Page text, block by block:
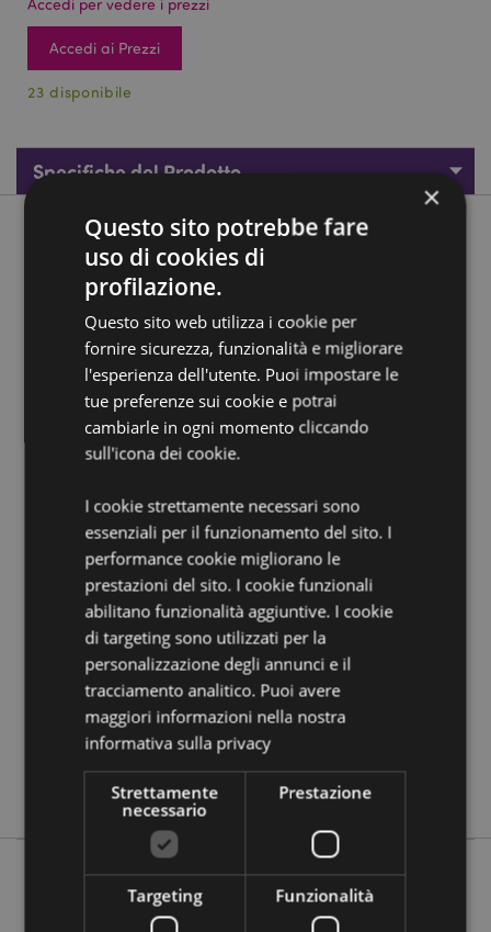
Accedi per vedere i prezzi
Accedi ai Prezzi
23 disponibile
Specifiche del Prodotto
Descrizione del Prodotto
Espositore per Statuette Cavalieri Medievali - Mini Mondo
Materiali:Resina
Informazioni sul Prodotto:Solo espositore, le statuette
non sono incluse.
Informazioni Aggiuntive:
Vuoi informazioni su come inoltrare un ordine
guida all'acquisto.
Dettagli del Prodotto
Informazioni
Aggiuntive
Altezza 22cm Larghezza 25cm Profondità 21cm
5055071750380
6
1.473000
No
No
×
Questo sito potrebbe fare
uso di cookies di
profilazione.
Questo sito web utilizza i cookie per
fornire sicurezza, funzionalità e migliorare
l'esperienza dell'utente. Puoi impostare le
tue preferenze sui cookie e potrai
cambiarle in ogni momento cliccando
sull'icona dei cookie.
I cookie strettamente necessari sono
essenziali per il funzionamento del sito. I
performance cookie migliorano le
prestazioni del sito. I cookie funzionali
abilitano funzionalità aggiuntive. I cookie
di targeting sono utilizzati per la
personalizzazione degli annunci e il
tracciamento analitico. Puoi avere
maggiori informazioni nella nostra
informativa sulla privacy
Strettamente
necessario
Prestazione
Targeting Funzionalità